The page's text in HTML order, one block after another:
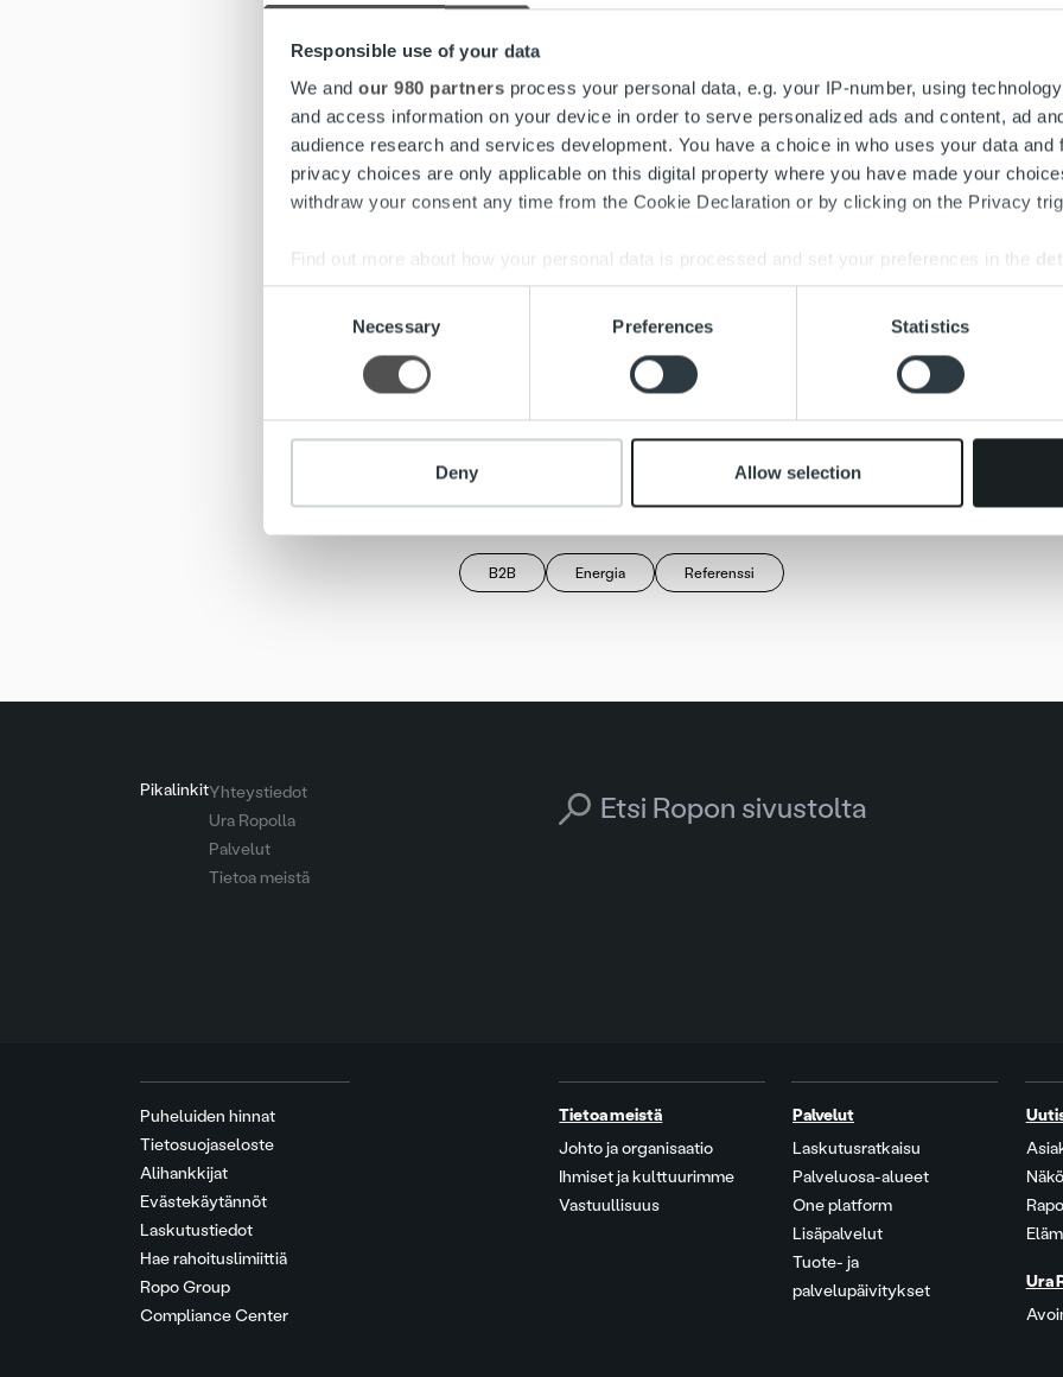
Responsible use of your data
We and our 980 partners process your personal data, e.g. your IP-number, using
and access information on your device in order to serve personalized ads and content, ad
audience research and services development. You have a choice in who uses your data and
privacy choices are only applicable on this digital property where you have made your
withdraw your consent any time from the Cookie Declaration or by clicking on the Privacy
Find out more about how your personal data is processed and set your preferences in the
We use cookies to personalise content and ads, to provide social media features and to
other information that you’ve provided to them or that they’ve collected from your use of
Necessary Preferences Statistics
Deny Allow selection
hallinta ja mahdolliset perintätoimet. Osuuskunnassa on tällä hetkellä
Suomea.
– Ammattiostajana haluan varmistaa, että jokainen kumppanimme on
jäsenyhtiöillemme kilpailutettu laskutuksen kokonaisprosessi toimii
työaikaa ydinliiketoimintaansa, Griditin toimitus- ja hankintajohtajaRiitta
– Laskutus on jokaisen yrityksen kannalta elintärkeä osa-alue – se ei
[embed-responsive ratio=”16by9″][/embed-responsive]
Tutustu tarkemmin Gridit Hankintaosuuskuntaan:
www.gridit.fi
B2B Energia Referenssi
PikalinkitYhteystiedot
Ura Ropolla
Palvelut
Tietoa meistä
Search for:
Puheluiden hinnat
Tietosuojaseloste
Alihankkijat
Evästekäytännöt
Laskutustiedot
Hae rahoituslimiittiä
Ropo Group
Compliance Center
Tietoa meistä
Johto ja organisaatio
Ihmiset ja kulttuurimme
Vastuullisuus
Palvelut
Laskutusratkaisu
Palveluosa-alueet
One platform
Lisäpalvelut
Tuote- ja
palvelupäivitykset
Ura